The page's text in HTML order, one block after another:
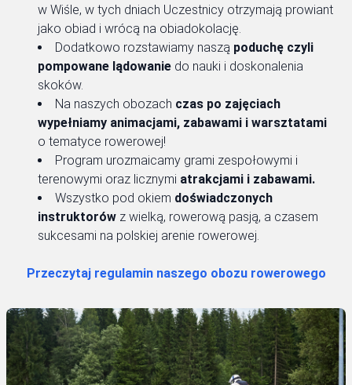
w Wiśle, w tych dniach Uczestnicy otrzymają prowiant
jako obiad i wrócą na obiadokolację.
Dodatkowo rozstawiamy naszą poduchę czyli
pompowane lądowanie do nauki i doskonalenia
skoków.
Na naszych obozach czas po zajęciach
wypełniamy animacjami, zabawami i warsztatami
o tematyce rowerowej!
Program urozmaicamy grami zespołowymi i
terenowymi oraz licznymi atrakcjami i zabawami.
Wszystko pod okiem doświadczonych
instruktorów z wielką, rowerową pasją, a czasem
sukcesami na polskiej arenie rowerowej.
Przeczytaj regulamin naszego obozu rowerowego